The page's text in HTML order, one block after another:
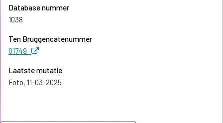
Database nummer
1038
Ten Bruggencatenummer
01749
Laatste mutatie
Foto, 11-03-2025